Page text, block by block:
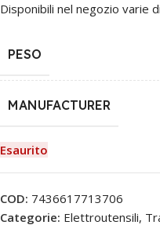
Disponibili nel negozio varie
PESO
MANUFACTURER
Esaurito
COD: 7436617713706
Categorie: Elettroutensili,